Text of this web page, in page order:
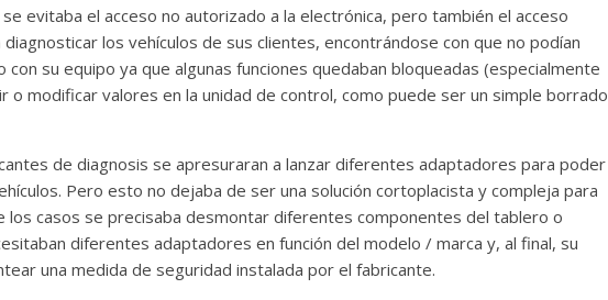
evitaba el acceso no autorizado a la electrónica, pero también el acceso
los vehículos de sus clientes, encontrándose con que no podían
su equipo ya que algunas funciones quedaban bloqueadas (especialmente
o modificar valores en la unidad de control, como puede ser un simple borrado
de diagnosis se apresuraran a lanzar diferentes adaptadores para poder
Pero esto no dejaba de ser una solución cortoplacista y compleja para
los casos se precisaba desmontar diferentes componentes del tablero o
diferentes adaptadores en función del modelo / marca y, al final, su
una medida de seguridad instalada por el fabricante.